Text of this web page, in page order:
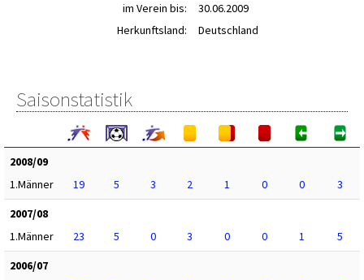
im Verein bis:
30.06.2009
Herkunftsland:
Deutschland
Saisonstatistik
2008/09
1.Männer
19 5 3 2 1 0 0
3
2007/08
1.Männer
23 5 0 3 0 0 1
5
2006/07